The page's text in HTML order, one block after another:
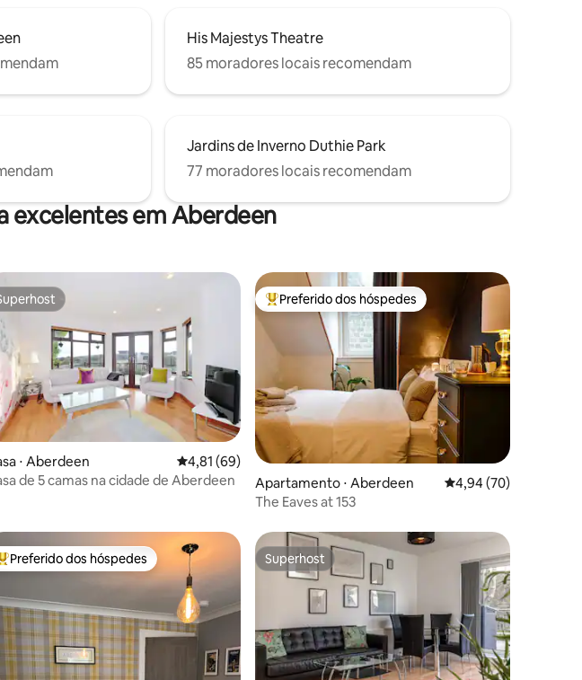
His Majestys Theatre
85 moradores locais recomendam
Jardins de Inverno Duthie Park
77 moradores locais recomendam
excelentes em Aberdeen
média de 5, 93 avaliações
⋅ Aberdeen 4,81 de uma avaliação média de 5, 69 avaliações
4,81 (69)
de 5 camas na cidade de Aberdeen
Entre os melhores preferidos dos hóspedes
Preferido dos hóspedes
Apartamento ⋅ Aberdeen 4,94 de uma
4,94 (70)
The Eaves at 153
os melhores preferidos dos hóspedes
Preferido dos hóspedes Superhost
Superhost